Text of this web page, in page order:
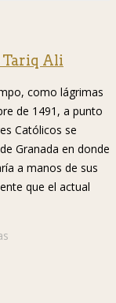
Tariq Ali
como lágrimas
de 1491, a punto
Católicos se
Granada en donde
a manos de sus
que el actual